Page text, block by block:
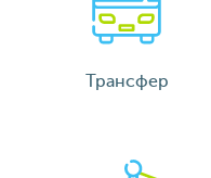
Трансфер